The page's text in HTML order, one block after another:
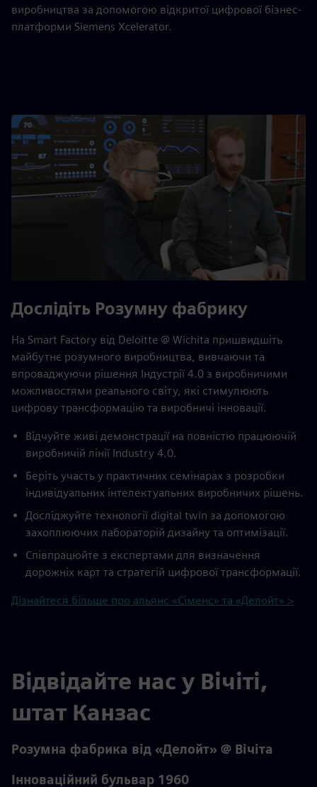
виробництва за допомогою відкритої цифрової бізнес-
платформи Siemens Xcelerator.
Дослідіть Розумну фабрику
На Smart Factory від Deloitte @ Wichita пришвидшіть
майбутнє розумного виробництва, вивчаючи та
впроваджуючи рішення Індустрії 4.0 з виробничими
можливостями реального світу, які стимулюють
цифрову трансформацію та виробничі інновації.
Відчуйте живі демонстрації на повністю працюючій
виробничій лінії Industry 4.0.
Беріть участь у практичних семінарах з розробки
індивідуальних інтелектуальних виробничих рішень.
Досліджуйте технології digital twin за допомогою
захоплюючих лабораторій дизайну та оптимізації.
Співпрацюйте з експертами для визначення
дорожніх карт та стратегій цифрової трансформації.
Дізнайтеся більше про альянс «Сіменс» та «Делойт» >
Відвідайте нас у Вічіті,
штат Канзас
Розумна фабрика від «Делойт» @ Вічіта
Інноваційний бульвар 1960